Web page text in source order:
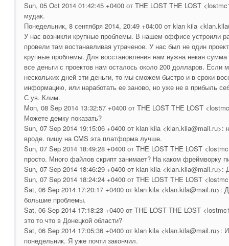
Sun, 05 Oct 2014 01:42:45 +0400 от THE LOST THE LOST
мудак.
Понедельник, 8 сентября 2014, 20:49 +04:00 от klan kila
У нас возникли крупные проблемы. В нашем оффисе устроили
провели там востанавливая утраченое. У нас был не один
крупные проблемы. Для восстановления нам нужна некая
все деньги с проектов нам осталось около 200 долларов. Если
нескольких дней эти деньги, то мы сможем быстро и в сроки
информацию, или наработать ее заново, но уже не в прибыль
С ув. Клим.
Mon, 08 Sep 2014 13:32:57 +0400 от THE LOST THE LOST
Можете демку показать?
Sun, 07 Sep 2014 19:15:06 +0400 от klan kila <klan.kila@mail.ru>:
вроде. пишу на CMS эта платформа лучше.
Sun, 07 Sep 2014 18:49:28 +0400 от THE LOST THE LOST
просто. Много файлов скрипт занимает? На каком фреймворку
Sun, 07 Sep 2014 18:46:29 +0400 от klan kila <klan.kila@mail.ru>:
Sun, 07 Sep 2014 18:24:24 +0400 от THE LOST THE LOST
Sat, 06 Sep 2014 17:20:17 +0400 от klan kila <klan.kila@mail.ru>:
большие проблемы.
Sat, 06 Sep 2014 17:18:23 +0400 от THE LOST THE LOST
это то что в Донецкой области?
Sat, 06 Sep 2014 17:05:36 +0400 от klan kila <klan.kila@mail.ru>:
понедельник. Я уже почти закончил.